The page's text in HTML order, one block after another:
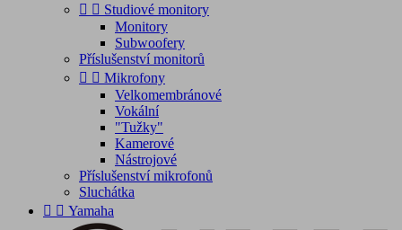
  Studiové monitory
Monitory
Subwoofery
Příslušenství monitorů
  Mikrofony
Velkomembránové
Vokální
"Tužky"
Kamerové
Nástrojové
Příslušenství mikrofonů
Sluchátka
  Yamaha